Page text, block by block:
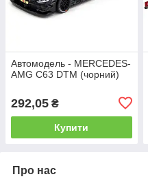
Автомодель - MERCEDES-
AMG C63 DTM (чорний)
292,05 ₴
Купити
Про нас